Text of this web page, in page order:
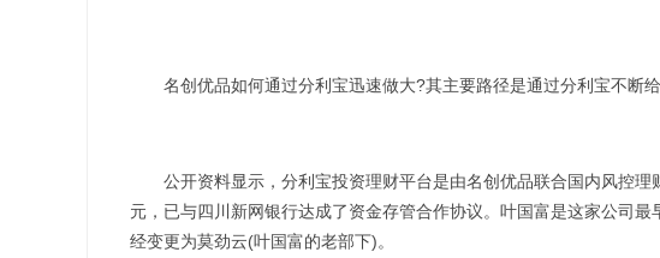
名创优品如何通过分利宝迅速做大?其主要路径是通过分利宝不断给
公开资料显示，分利宝投资理财平台是由名创优品联合国内风控理
元，已与四川新网银行达成了资金存管合作协议。叶国富是这家公司
经变更为莫劲云(叶国富的老部下)。